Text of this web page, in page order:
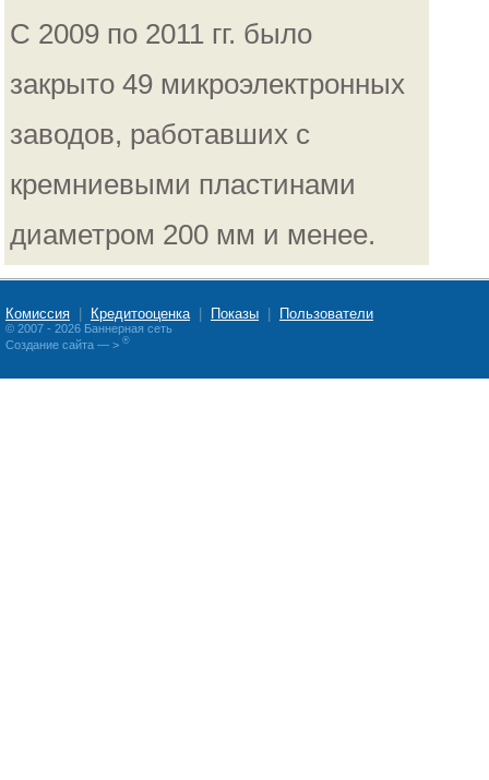
C 2009 по 2011 гг. было
закрыто 49 микроэлектронных
заводов, работавших с
кремниевыми пластинами
диаметром 200 мм и менее.
Комиссия Кредитооценка| Показы Пользователи
© 2007 - 2026 Баннерная сеть
Создание сайта — > ®